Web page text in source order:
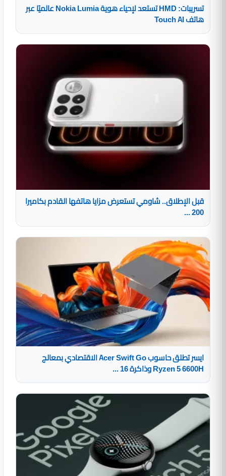
تسريبات: HMD تستعد لإحياء هوية Nokia Lumia عالميًا عبر
هاتف Touch AI
قبل الإطلاق.. شاومي تستعرض مزايا هاتفها القادم بكاميرا
200 ...
ايسر تطلق حاسوب Acer Swift Go الاقتصادي بمعالج
Ryzen 5 6600H وذاكرة 16 ...